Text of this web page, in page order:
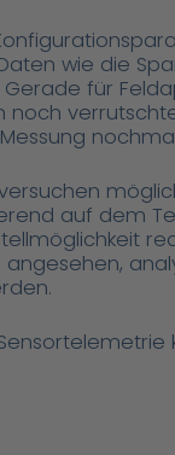
wie die
für
auf dem